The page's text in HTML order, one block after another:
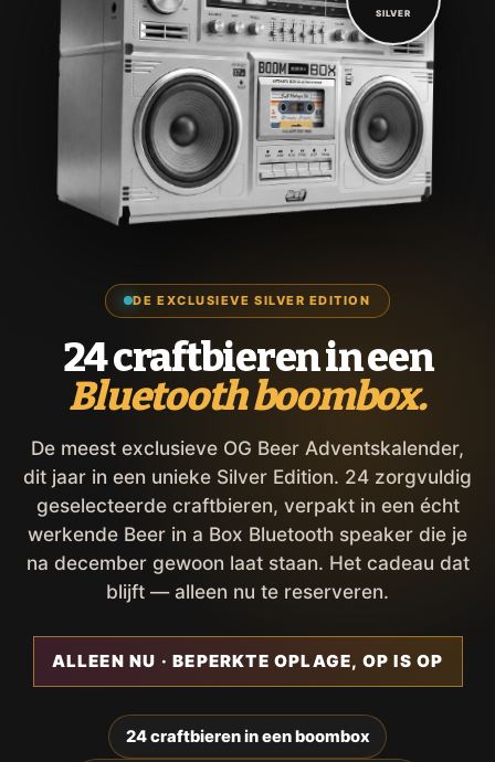
DE EXCLUSIEVE SILVER EDITION
24 craftbieren in een
Bluetooth boombox.
De meest exclusieve OG Beer Adventskalender,
dit jaar in een unieke Silver Edition. 24 zorgvuldig
geselecteerde craftbieren, verpakt in een écht
werkende Beer in a Box Bluetooth speaker die je
na december gewoon laat staan. Het cadeau dat
blijft — alleen nu te reserveren.
ALLEEN NU · BEPERKTE OPLAGE, OP IS OP
24 craftbieren in een boombox
SILVER